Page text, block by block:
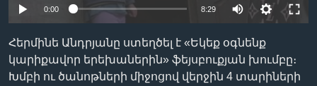
Լեզուներ
0:00 8:29
Հերմինե Անդրյանը ստեղծել է «Եկեք օգնենք
կարիքավոր երեխաներին» ֆեյսբուքյան խումբը։
Խմբի ու ծանոթների միջոցով վերջին 4 տարիների